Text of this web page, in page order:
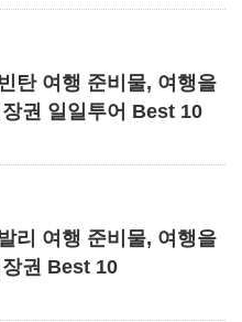
탄 여행 준비물, 여행을
권 일일투어 Best 10
리 여행 준비물, 여행을
권 Best 10